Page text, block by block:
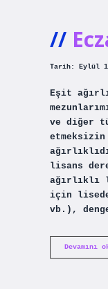
Tarih: Eylül
Eşit
ve diğer
lisans
ağırlıklı
için lisede
vb.),
Devamını